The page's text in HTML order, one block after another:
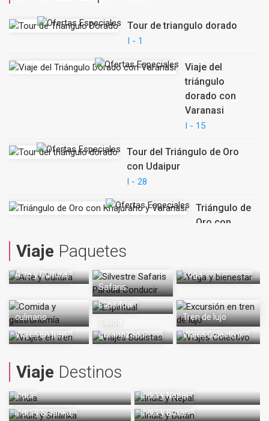
Tour de triangulo dorado
I - 1
Viaje del
triángulo
dorado con
Varanasi
I - 15
Tour del Triángulo de Oro
con Udaipur
I - 28
Triángulo de
Oro con
Patrimonio y
Cultura
Rajasthan
Viaje Paquetes
Arte y Cultura
Safaris
Yoga
culinario
Espiritual
Tren de lujo
Viajes en tren
Salida
garantizada
Viajes Colectivo
Viaje Destinos
India
India y Nepal
India y Srilanka
India y Bután